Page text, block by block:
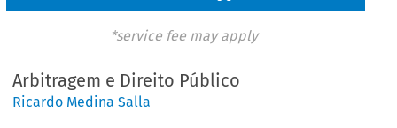
*service fee may apply
Arbitragem e Direito Público
Ricardo Medina Salla